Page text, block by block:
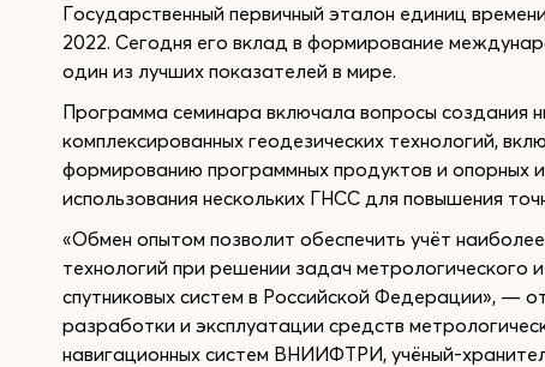
Государственный первичный эталон единиц
2022. Сегодня его вклад в формирование
один из лучших показателей в мире.
Программа семинара включала вопросы создания
комплексированных геодезических технологий,
формированию программных продуктов и опорных
использования нескольких ГНСС для повышения
«Обмен опытом позволит обеспечить учёт
технологий при решении задач метрологического
спутниковых систем в Российской Федерации», —
разработки и эксплуатации средств
навигационных систем ВНИИФТРИ, учёный-